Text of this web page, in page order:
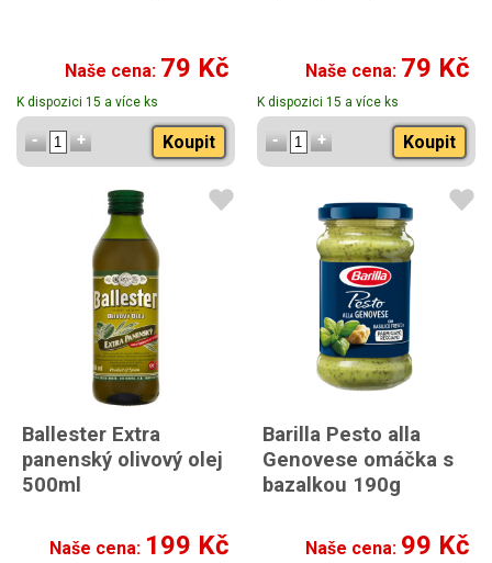
Naše cena: 79 Kč
K dispozici 15 a více ks
Koupit
Naše cena: 79 Kč
K dispozici 15 a více ks
Koupit
Ballester Extra
panenský olivový olej
500ml
Naše cena: 199 Kč
Barilla Pesto alla
Genovese omáčka s
bazalkou 190g
Naše cena: 99 Kč